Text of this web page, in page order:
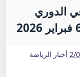
الدوري
2/ أخبار الرياضة